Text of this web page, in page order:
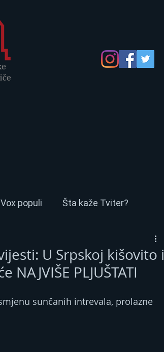
Vox populi Šta kaže Tviter?
U Srpskoj kišovito i
PLJUŠTATI
sunčanih intrevala, prolazne